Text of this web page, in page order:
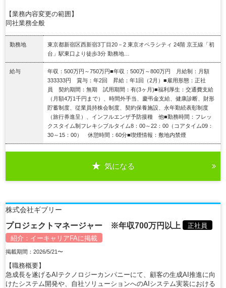
【業務内容変更の範囲】
同社業務全般
勤務地
東京都新宿区西新宿3丁目20－2 東京オペラシティ 24階 京王線「初
台」駅東口より徒歩3分 勤務地…
給与
年収：500万円～750万円■年収：500万～800万円 月給制：月額
333333円 賞与：年2回 昇給：年1回（2月）■雇用形態：正社
員 契約期間：無期 試用期間：有(3ヶ月)■福利厚生：交通費支給
（月額4万1千円まで）、時間外手当、慶弔金支給、健康診断、財形
貯蓄制度、従業員持株会制度、契約保養施設、永年勤続表彰制度
（旅行券進呈）、インフルエンザ予防接種 他■勤務時間：フレッ
クスタイム制フレキシブルタイム8：00～22：00（コアタイム09：
30～15：00） 休憩時間：60分■喫煙情報：敷地内禁煙
気になる
株式会社ギブリー
プロジェクトマネージャー ※年収700万円以上
正社員
紹介： イーキャリアFAに掲載
掲載期間：2026/5/21〜
【職務概要】
急成長を遂げるAIテクノロジーカンパニーにて、顧客の生成AI推進に向
けたシステム開発や、自社ソリューションへのAIシステム実装における